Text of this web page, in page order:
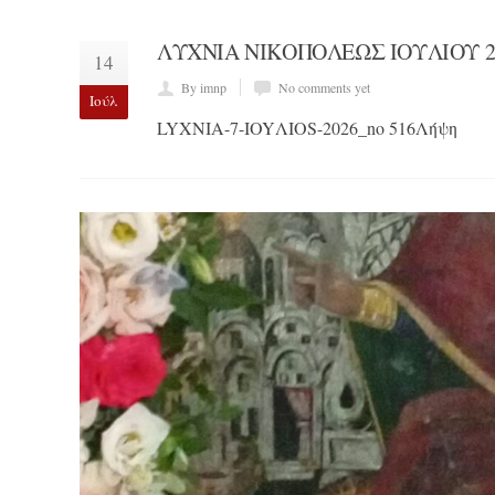
14
Ιούλ
ΛΥΧΝΙΑ ΝΙΚΟΠΟΛΕΩΣ ΙΟΥΛΙΟΥ
By imnp No comments yet
LYXNIA-7-IOYΛIOS-2026_no 516Λήψη